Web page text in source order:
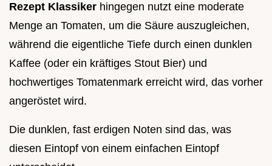
Rezept Klassiker hingegen nutzt eine moderate
Menge an Tomaten, um die Säure auszugleichen,
während die eigentliche Tiefe durch einen dunklen
Kaffee (oder ein kräftiges Stout Bier) und
hochwertiges Tomatenmark erreicht wird, das vorher
angeröstet wird.
Die dunklen, fast erdigen Noten sind das, was
diesen Eintopf von einem einfachen Eintopf